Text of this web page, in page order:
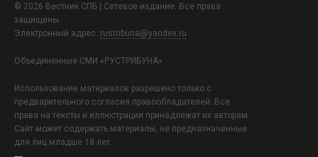
© 2026 Вестник СПБ | Сетевое издание. Все права
защищены.
Электронный адрес: rustribuna@yandex.ru
Объединенные СМИ «РУСТРИБУНА»
Использование материалов разрешено только с
предварительного согласия правообладателей. Все
права на тексты и иллюстрации принадлежат их авторам.
Сайт может содержать материалы, не предназначенные
для лиц младше 18 лет.